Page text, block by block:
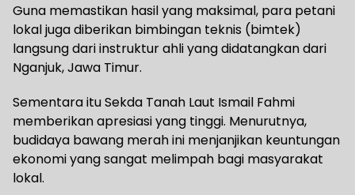
Guna memastikan hasil yang maksimal, para petani
lokal juga diberikan bimbingan teknis (bimtek)
langsung dari instruktur ahli yang didatangkan dari
Nganjuk, Jawa Timur.
Sementara itu Sekda Tanah Laut Ismail Fahmi
memberikan apresiasi yang tinggi. Menurutnya,
budidaya bawang merah ini menjanjikan keuntungan
ekonomi yang sangat melimpah bagi masyarakat
lokal.